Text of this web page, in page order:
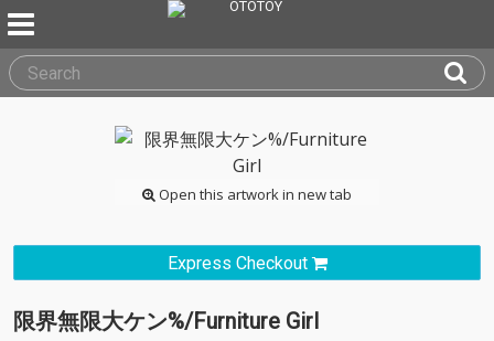
Open this artwork in new tab
Express Checkout
限界無限大ケン%/Furniture Girl